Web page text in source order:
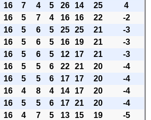
16 7 4 5 26 14 25
4
16 5 7 4 16 16 22
-2
16 5 6 5 25 25 21
-3
16 5 6 5 16 19 21
-3
16 5 6 5 12 17 21
-3
16 5 5 6 22 21 20
-4
16 5 5 6 17 17 20
-4
16 4 8 4 14 17 20
-4
16 5 5 6 17 21 20
-4
16 4 7 5 13 15 19
-5